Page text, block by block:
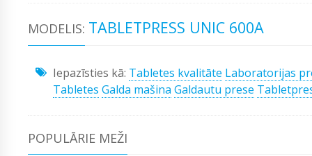
MODELIS: TABLETPRESS UNIC 600A
Iepazīsties kā: Tabletes kvalitāte Laboratorijas
Tabletes Galda mašina Galdautu prese
POPULĀRIE MEŽI